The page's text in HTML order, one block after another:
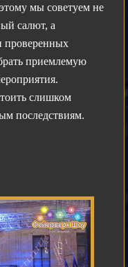
мы советуем не
салют, а
проверенных
приемлемую
слишком
последствиям.